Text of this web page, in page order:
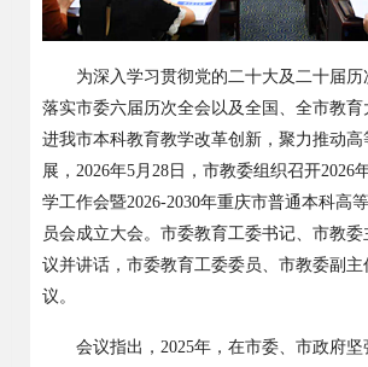
为深入学习贯彻党的二十大及二十届历
落实市委六届历次全会以及全国、全市教
进我市本科教育教学改革创新，聚力推动
展， 2026年5 月 28 日，市教委组织召开2026
学工作会暨2026-2030年重庆市普通本科高
员会成立大会。市委教育工委书记、市教
议并讲话，市委教育工委委员、市教委副
议。
会议指出 ， 2025年，在市委、市政府